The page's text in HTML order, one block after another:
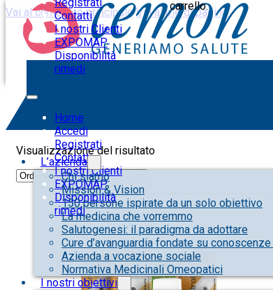
Vai al contenuto principale Vai al piè di pagina
Contatti
I nostri Clienti
EXPOMAP
Disponibilità
rimedi
Home
Accedi
Registrati
Contatti
I nostri Clienti
EXPOMAP
Disponibilità
rimedi
carrello.
L’azienda
Chi siamo
Mission & Vision
150 persone ispirate da un solo obiettivo
La medicina che vorremmo
Salutogenesi: il paradigma da adottare
Cure d’avanguardia fondate su
Azienda a vocazione sociale
Normativa Medicinali Omeopatici
I nostri obiettivi
starnuti
Visualizzazione del risultato